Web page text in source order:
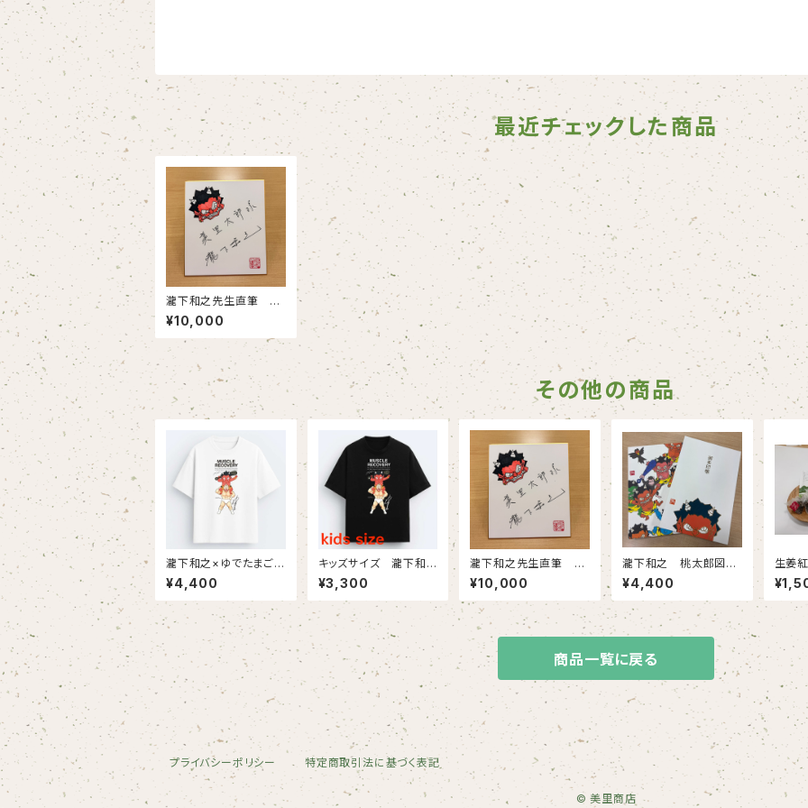
最近チェックした商品
瀧下和之先生直筆 美
里町復興チャリティ色紙
（小）
¥10,000
その他の商品
瀧下和之×ゆでたまごコ
ラボチャリティTシャツ
（白生地にフルカラープ
リント）
¥4,400
キッズサイズ 瀧下和
之×ゆでたまごコラボチ
ャリティTシャツ（黒生地
にフルカラープリント）
¥3,300
瀧下和之先生直筆 美
里町復興チャリティ色紙
（小）
¥10,000
瀧下和之 桃太郎図
鬼のご朱印帳
¥4,400
生姜紅
商品一覧に戻る
プライバシーポリシー 特定商取引法に基づく表記
© 美里商店